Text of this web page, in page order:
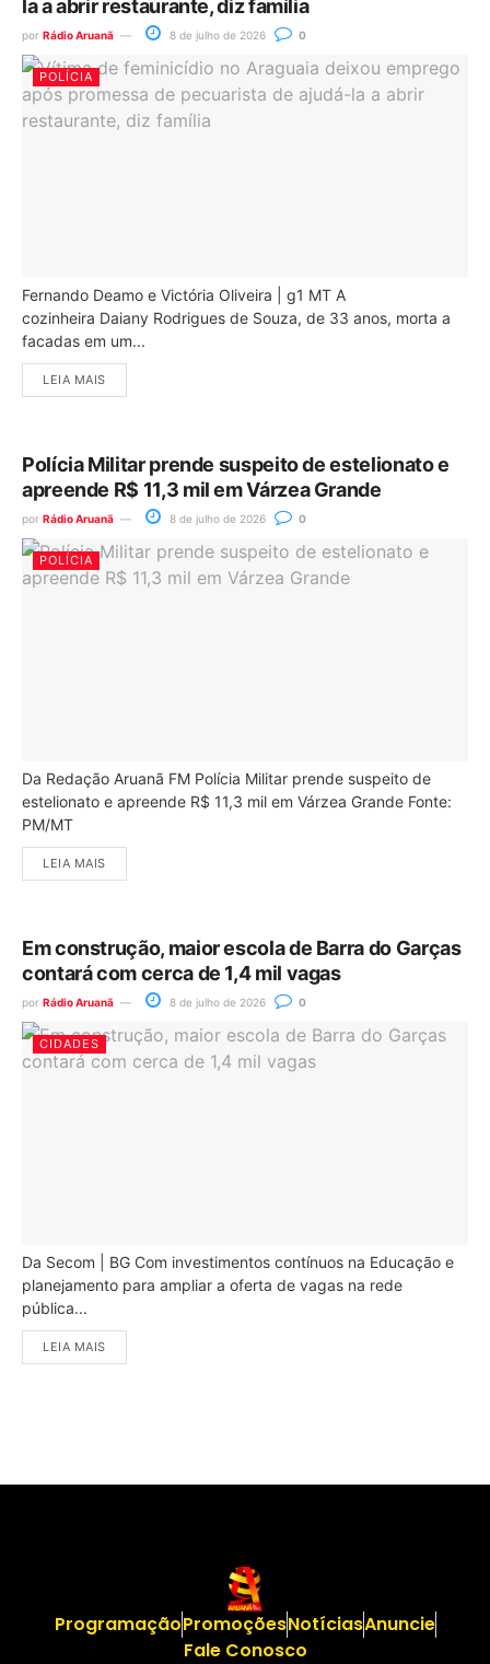
la a abrir restaurante, diz família
por Rádio Aruanã 8 de julho de 2026 0
POLÍCIA
Fernando Deamo e Victória Oliveira | g1 MT A
cozinheira Daiany Rodrigues de Souza, de 33 anos, morta a
facadas em um...
LEIA MAIS
Polícia Militar prende suspeito de estelionato e
apreende R$ 11,3 mil em Várzea Grande
por Rádio Aruanã 8 de julho de 2026 0
POLÍCIA
Da Redação Aruanã FM Polícia Militar prende suspeito de
estelionato e apreende R$ 11,3 mil em Várzea Grande Fonte:
PM/MT
LEIA MAIS
Em construção, maior escola de Barra do Garças
contará com cerca de 1,4 mil vagas
por Rádio Aruanã 8 de julho de 2026 0
CIDADES
Da Secom | BG Com investimentos contínuos na Educação e
planejamento para ampliar a oferta de vagas na rede
pública...
LEIA MAIS
ProgramaçãoPromoçõesNotíciasAnuncie
Fale Conosco